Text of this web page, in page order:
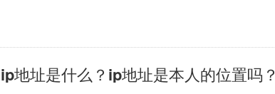
ip地址是什么？ip地址是本人的位置吗？